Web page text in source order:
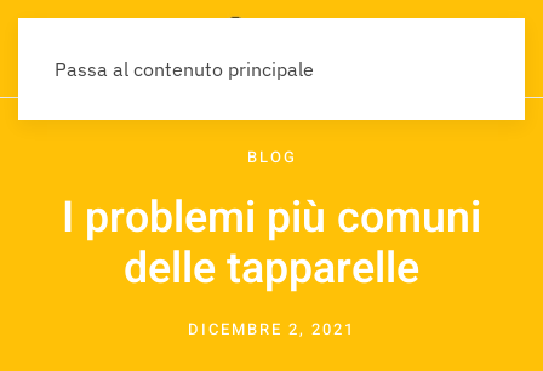
Passa al contenuto principale
BLOG
I problemi più comuni
delle tapparelle
DICEMBRE 2, 2021